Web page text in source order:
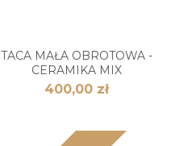
TACA MAŁA OBROTOWA -
CERAMIKA MIX
400,00 zł